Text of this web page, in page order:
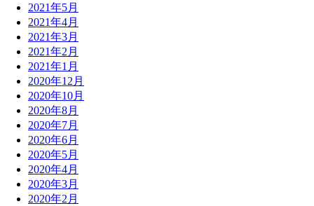
2021年5月
2021年4月
2021年3月
2021年2月
2021年1月
2020年12月
2020年10月
2020年8月
2020年7月
2020年6月
2020年5月
2020年4月
2020年3月
2020年2月